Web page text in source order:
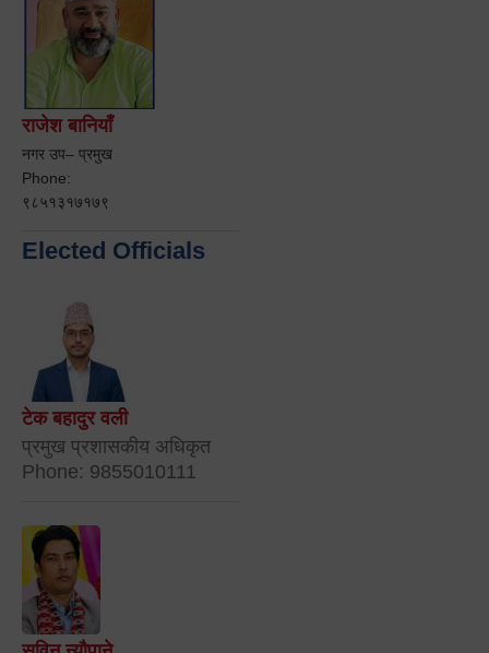
राजेश बानियाँ
नगर उप– प्रमुख
Phone:
९८५१३१७१७९
Elected Officials
टेक बहादुर वली
प्रमुख प्रशासकीय अधिकृत
Phone: 9855010111